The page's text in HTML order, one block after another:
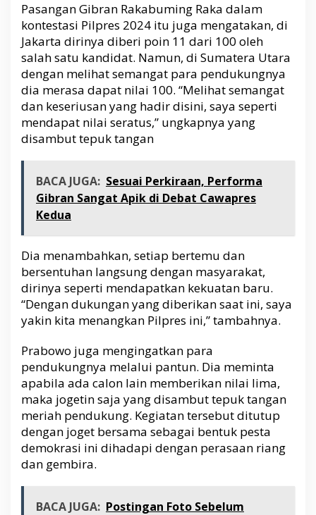
o
M
e
r
a
s
a
D
i
b
i
i
1
0
0
B
u
a
1
1
Pasangan Gibran Rakabuming Raka dalam
kontestasi Pilpres 2024 itu juga mengatakan, di
Jakarta dirinya diberi poin 11 dari 100 oleh
salah satu kandidat. Namun, di Sumatera Utara
dengan melihat semangat para pendukungnya
dia merasa dapat nilai 100. “Melihat semangat
dan keseriusan yang hadir disini, saya seperti
mendapat nilai seratus,” ungkapnya yang
disambut tepuk tangan
BACA JUGA: Sesuai Perkiraan, Performa
Gibran Sangat Apik di Debat Cawapres
Kedua
Dia menambahkan, setiap bertemu dan
bersentuhan langsung dengan masyarakat,
dirinya seperti mendapatkan kekuatan baru.
“Dengan dukungan yang diberikan saat ini, saya
yakin kita menangkan Pilpres ini,” tambahnya.
Prabowo juga mengingatkan para
pendukungnya melalui pantun. Dia meminta
apabila ada calon lain memberikan nilai lima,
maka jogetin saja yang disambut tepuk tangan
meriah pendukung. Kegiatan tersebut ditutup
dengan joget bersama sebagai bentuk pesta
demokrasi ini dihadapi dengan perasaan riang
dan gembira.
BACA JUGA: Postingan Foto Sebelum